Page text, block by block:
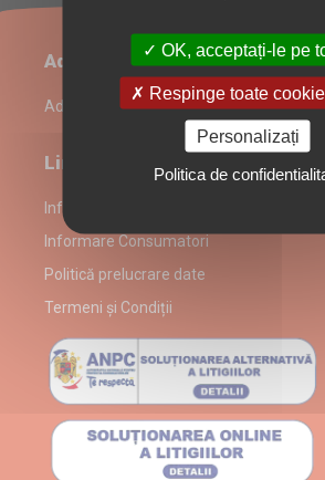
Administrare restaurant
Admin Login
Link-uri utile
Informații despre partenerul Mini
Informare Consumatori
Politică prelucrare date
Termeni și Condiții
OK, acceptați-le pe
Respinge toate
Personalizați
Politica de